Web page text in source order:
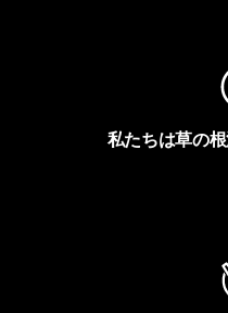
私たちは草の